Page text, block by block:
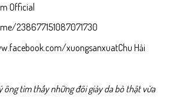
Official
238677151087071730
xuongsanxuatChu Hải
ông tìm thấy những đôi giày da bò thật vừa